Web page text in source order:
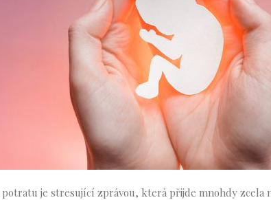
je stresující zprávou, která přijde mnohdy zcela